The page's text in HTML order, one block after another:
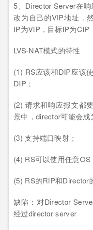
5、Director Server在
改为自己的VIP地址，
IP为VIP，目标IP为CIP
LVS-NAT模式的特性
(1) RS应该和DIP应该
DIP；
(2) 请求和响应报文都
景中，director可能会成
(3) 支持端口映射；
(4) RS可以使用任意OS
(5) RS的RIP和Director
缺陷：对Director
经过director server